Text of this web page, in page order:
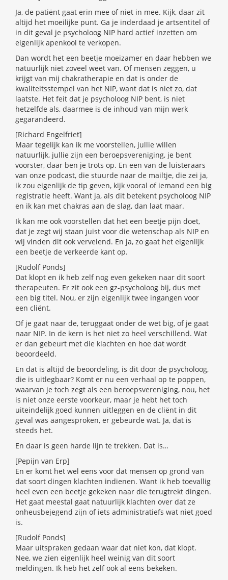
Ja, de patiënt gaat erin mee of niet in mee. Kijk, daar zit
altijd het moeilijke punt. Ga je inderdaad je artsentitel of
in dit geval je psycholoog NIP hard actief inzetten om
eigenlijk apenkool te verkopen.
Dan wordt het een beetje moeizamer en daar hebben we
natuurlijk niet zoveel weet van. Of mensen zeggen, u
krijgt van mij chakratherapie en dat is onder de
kwaliteitsstempel van het NIP, want dat is niet zo, dat
laatste. Het feit dat je psycholoog NIP bent, is niet
hetzelfde als, daarmee is de inhoud van mijn werk
gegarandeerd.
[Richard Engelfriet]
Maar tegelijk kan ik me voorstellen, jullie willen
natuurlijk, jullie zijn een beroepsvereniging, je bent
voorster, daar ben je trots op. En een van de luisteraars
van onze podcast, die stuurde naar de mailtje, die zei ja,
ik zou eigenlijk de tip geven, kijk vooral of iemand een big
registratie heeft. Want ja, als dit betekent psycholoog NIP
en ik kan met chakras aan de slag, dan laat maar.
Ik kan me ook voorstellen dat het een beetje pijn doet,
dat je zegt wij staan juist voor die wetenschap als NIP en
wij vinden dit ook vervelend. En ja, zo gaat het eigenlijk
een beetje de verkeerde kant op.
[Rudolf Ponds]
Dat klopt en ik heb zelf nog even gekeken naar dit soort
therapeuten. Er zit ook een gz-psycholoog bij, dus met
een big titel. Nou, er zijn eigenlijk twee ingangen voor
een cliënt.
Of je gaat naar de, teruggaat onder de wet big, of je gaat
naar NIP. In de kern is het niet zo heel verschillend. Wat
er dan gebeurt met die klachten en hoe dat wordt
beoordeeld.
En dat is altijd de beoordeling, is dit door de psycholoog,
die is uitlegbaar? Komt er nu een verhaal op te poppen,
waarvan je toch zegt als een beroepsvereniging, nou, het
is niet onze eerste voorkeur, maar je hebt het toch
uiteindelijk goed kunnen uitleggen en de cliënt in dit
geval was aangesproken, er gebeurde wat. Ja, dat is
steeds het.
En daar is geen harde lijn te trekken. Dat is…
[Pepijn van Erp]
En er komt het wel eens voor dat mensen op grond van
dat soort dingen klachten indienen. Want ik heb toevallig
heel even een beetje gekeken naar die terugtrekt dingen.
Het gaat meestal gaat natuurlijk klachten over dat ze
onheusbejegend zijn of iets administratiefs wat niet goed
is.
[Rudolf Ponds]
Maar uitspraken gedaan waar dat niet kon, dat klopt.
Nee, we zien eigenlijk heel weinig van dit soort
meldingen. Ik heb het zelf ook al eens bekeken.